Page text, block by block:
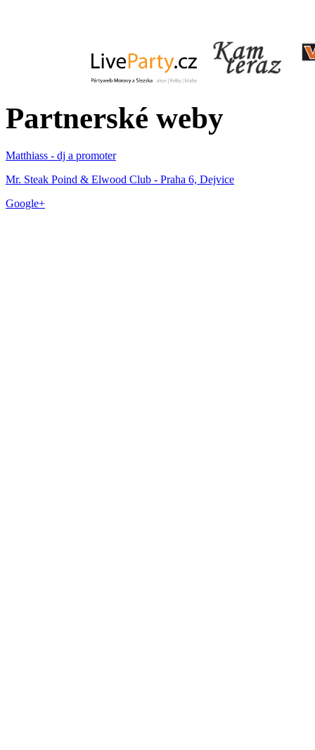
Partnerské weby
Matthiass - dj a promoter
Mr. Steak Poind & Elwood Club - Praha 6, Dejvice
Google+